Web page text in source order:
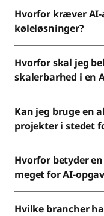
Hvorfor kræver
køleløsninger?
Hvorfor skal jeg
skalerbarhed i en
Kan jeg bruge en
projekter i stedet
Hvorfor betyder
meget for AI-
Hvilke brancher